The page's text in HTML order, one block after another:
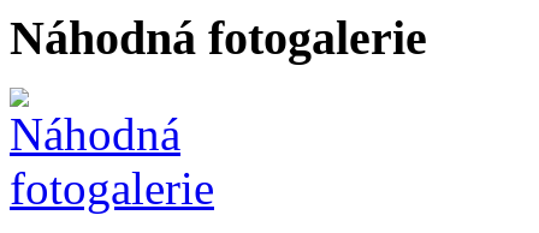
Náhodná fotogalerie